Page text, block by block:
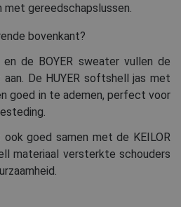
met gereedschapslussen.
bovenkant?
de BOYER sweater vullen de
De HUYER softshell jas met
goed in te ademen, perfect voor
ook goed samen met de KEILOR
materiaal versterkte schouders